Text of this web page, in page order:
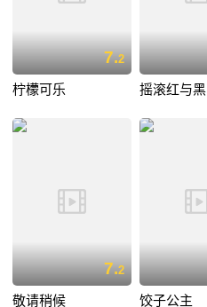
7.2
柠檬可乐 摇滚红与黑
7.2
敬请稍候 饺子公主